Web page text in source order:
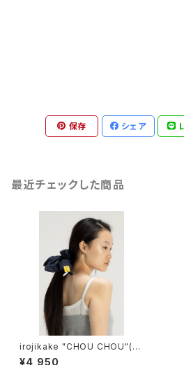
保存 シェア
最近チェックした商品
irojikake "CHOU CHOU"(N
AVY)
¥4,950